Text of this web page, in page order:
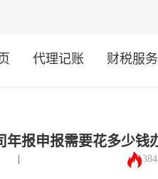
代理记账 财税服务
年报申报需要花多少钱
| 384